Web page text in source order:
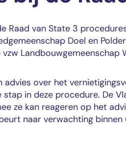
Raad van State 3
Doel en
Landbouwgemeenschap
over het
in deze procedure. De
ze kan reageren op het
naar verwachting